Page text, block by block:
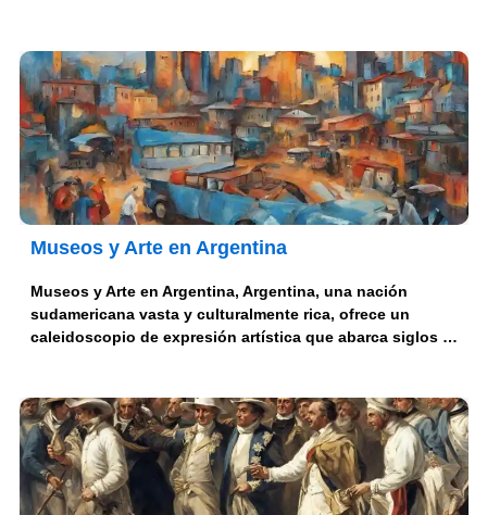
Museos y Arte en Argentina
Museos y Arte en Argentina, Argentina, una nación
sudamericana vasta y culturalmente rica, ofrece un
caleidoscopio de expresión artística que abarca siglos …